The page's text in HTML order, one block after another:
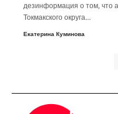
дезинформация о том, что
Токмакского округа…
Екатерина Куминова